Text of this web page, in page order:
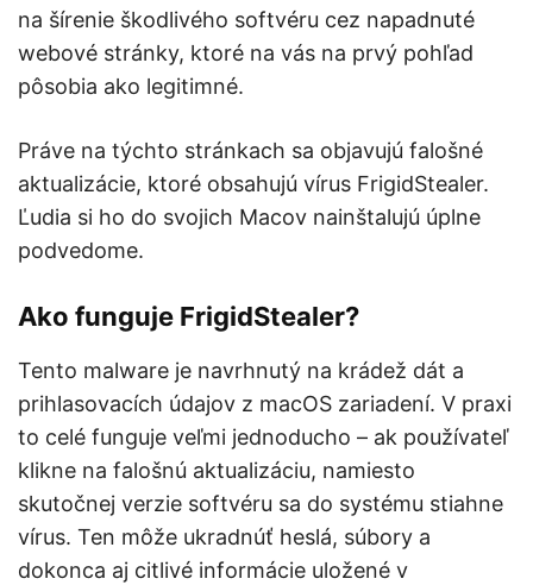
na šírenie škodlivého softvéru cez napadnuté
webové stránky, ktoré na vás na prvý pohľad
pôsobia ako legitimné.
Práve na týchto stránkach sa objavujú falošné
aktualizácie, ktoré obsahujú vírus FrigidStealer.
Ľudia si ho do svojich Macov nainštalujú úplne
podvedome.
Ako funguje FrigidStealer?
Tento malware je navrhnutý na krádež dát a
prihlasovacích údajov z macOS zariadení. V praxi
to celé funguje veľmi jednoducho – ak používateľ
klikne na falošnú aktualizáciu, namiesto
skutočnej verzie softvéru sa do systému stiahne
vírus. Ten môže ukradnúť heslá, súbory a
dokonca aj citlivé informácie uložené v